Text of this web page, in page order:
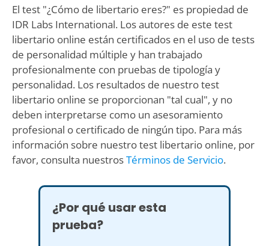
El test "¿Cómo de libertario eres?" es propiedad de
IDR Labs International. Los autores de este test
libertario online están certificados en el uso de tests
de personalidad múltiple y han trabajado
profesionalmente con pruebas de tipología y
personalidad. Los resultados de nuestro test
libertario online se proporcionan "tal cual", y no
deben interpretarse como un asesoramiento
profesional o certificado de ningún tipo. Para más
información sobre nuestro test libertario online, por
favor, consulta nuestrosTérminos de Servicio.
¿Por qué usar esta
prueba?